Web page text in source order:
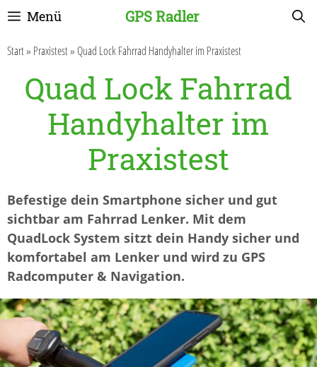
Zum
springen
GPS Radler
Menü
Start» Praxistest» Quad Lock Fahrrad Handyhalter im Praxistest
Quad Lock Fahrrad
Handyhalter im
Praxistest
Befestige dein Smartphone sicher und gut
sichtbar am Fahrrad Lenker. Mit dem
QuadLock System sitzt dein Handy sicher und
komfortabel am Lenker und wird zu GPS
Radcomputer & Navigation.